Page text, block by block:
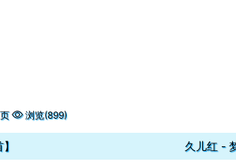
浏览(899)
久儿红 -